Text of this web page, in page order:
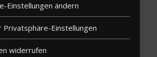
Einstellungen ändern
Einstellungen
widerrufen